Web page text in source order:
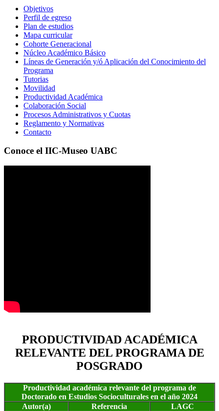
Objetivos
Perfil de egreso
Plan de estudios
Mapa curricular
Cohorte Generacional
Núcleo Académico Básico
Líneas de Generación y/ó Aplicación del Conocimiento del
Programa
Tutorias
Movilidad
Productividad Académica
Colaboración Social
Procesos Administrativos y Cuotas
Reglamento y Normativas
Contacto
Conoce el IIC-Museo UABC
PRODUCTIVIDAD ACADÉMICA
RELEVANTE DEL PROGRAMA DE
POSGRADO
Productividad académica relevante del programa de
Doctorado en Estudios Socioculturales en el año 2024
Autor(a)
Referencia LAGC